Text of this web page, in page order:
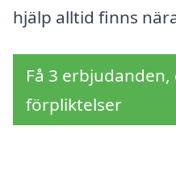
hjälp alltid finns
Få 3
förpliktelser